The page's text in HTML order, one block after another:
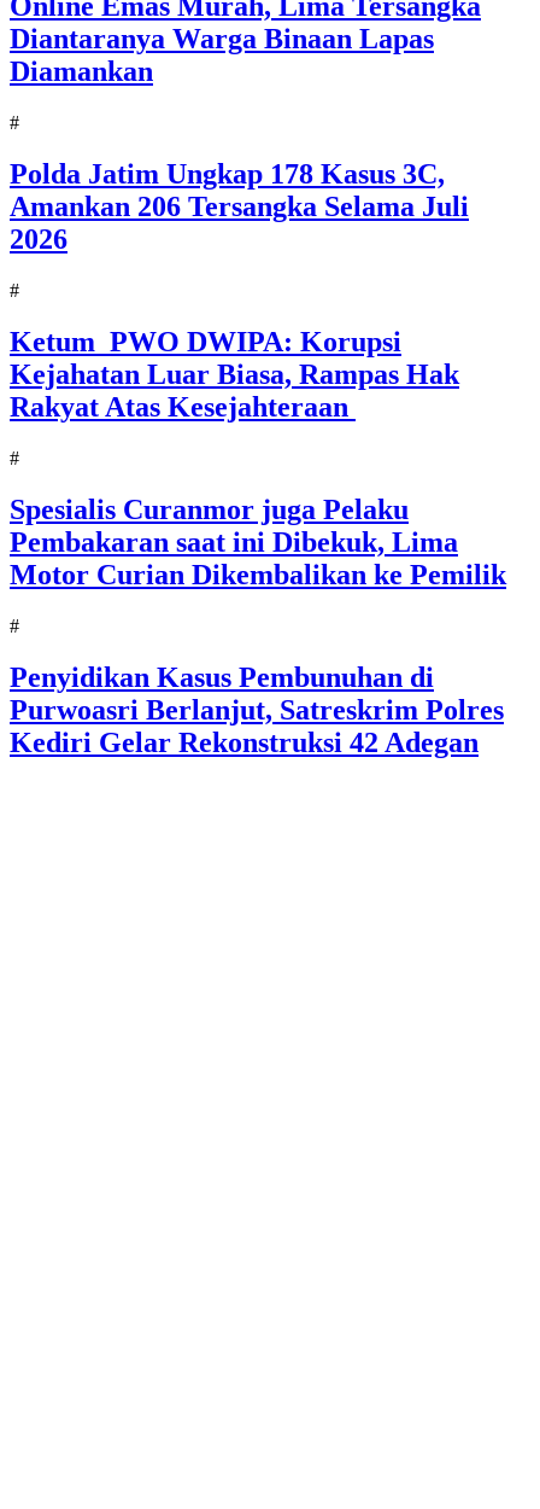
Online Emas Murah, Lima Tersangka
Diantaranya Warga Binaan Lapas
Diamankan
#
Polda Jatim Ungkap 178 Kasus 3C,
Amankan 206 Tersangka Selama Juli
2026
#
Ketum PWO DWIPA: Korupsi
Kejahatan Luar Biasa, Rampas Hak
Rakyat Atas Kesejahteraan
#
Spesialis Curanmor juga Pelaku
Pembakaran saat ini Dibekuk, Lima
Motor Curian Dikembalikan ke Pemilik
#
Penyidikan Kasus Pembunuhan di
Purwoasri Berlanjut, Satreskrim Polres
Kediri Gelar Rekonstruksi 42 Adegan